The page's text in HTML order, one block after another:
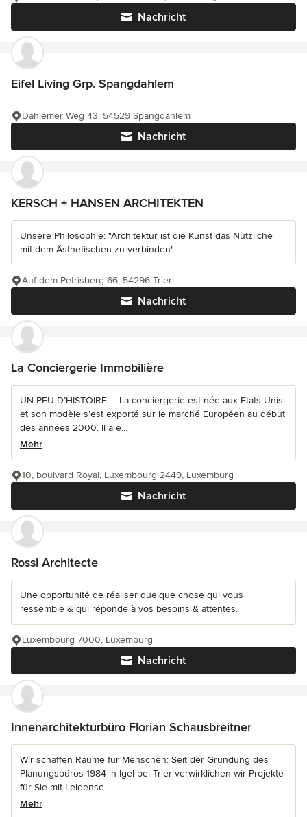
Nachricht
Eifel Living Grp. Spangdahlem
Nachricht
Dahlemer Weg 43, 54529 Spangdahlem
KERSCH + HANSEN ARCHITEKTEN
Unsere Philosophie: "Architektur ist die Kunst das Nützliche
mit dem Ästhetischen zu verbinden"...
Nachricht
Auf dem Petrisberg 66, 54296 Trier
La Conciergerie Immobilière
UN PEU D’HISTOIRE … La conciergerie est née aux Etats-Unis
et son modèle s’est exporté sur le marché Européen au début
des années 2000. Il a e...
Mehr
Nachricht
10, boulvard Royal, Luxembourg 2449, Luxemburg
Rossi Architecte
Une opportunité de réaliser quelque chose qui vous
ressemble & qui réponde à vos besoins & attentes.
Nachricht
Luxembourg 7000, Luxemburg
Innenarchitekturbüro Florian Schausbreitner
Wir schaffen Räume für Menschen: Seit der Gründung des
Planungsbüros 1984 in Igel bei Trier verwirklichen wir Projekte
für Sie mit Leidensc...
Mehr